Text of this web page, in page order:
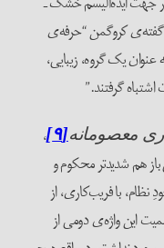
گفته‌ی کروگمن “حرفه‌ی
یک گروه، زیبایی،
گرفتند.”
معصومانه[۹]
،
هم شدیدتر محکوم و
با فریب‌کاری، از
این واژه‌ی دومی از